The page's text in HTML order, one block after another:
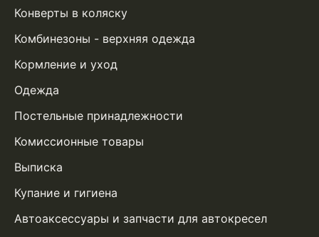
Конверты в коляску
Комбинезоны - верхняя одежда
Кормление и уход
Одежда
Постельные принадлежности
Комиссионные товары
Выписка
Купание и гигиена
Автоаксессуары и запчасти для автокресел